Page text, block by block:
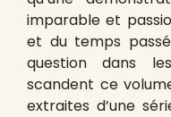
imparable et
et du temps
question dans
scandent ce
extraites d’une